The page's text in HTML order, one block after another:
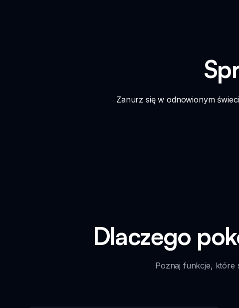
Zanurz się w odnowionym
Dlaczego
Poznaj funkcje, które